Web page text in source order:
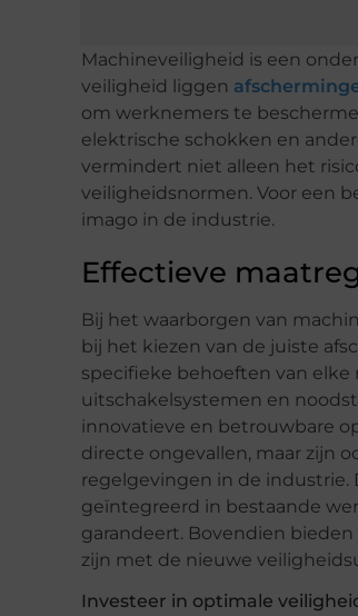
Machineveiligheid is een
veiligheid liggen
om werknemers te
elektrische schokken en
vermindert niet alleen het
veiligheidsnormen. Voor een
imago in de industrie.
Effectieve
Bij het waarborgen van
bij het kiezen van de juiste
specifieke behoeften van
uitschakelsystemen en
innovatieve en betrouwbare
directe ongevallen, maar zijn
regelgevingen in de
geïntegreerd in bestaande
garandeert. Bovendien
zijn met de nieuwe
Investeer in optimale